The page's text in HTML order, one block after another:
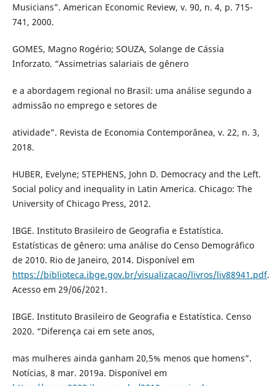
Musicians”. American Economic Review, v. 90, n. 4, p. 715-
741, 2000.
GOMES, Magno Rogério; SOUZA, Solange de Cássia
Inforzato. “Assimetrias salariais de gênero
e a abordagem regional no Brasil: uma análise segundo a
admissão no emprego e setores de
atividade”. Revista de Economia Contemporânea, v. 22, n. 3,
2018.
HUBER, Evelyne; STEPHENS, John D. Democracy and the Left.
Social policy and inequality in Latin America. Chicago: The
University of Chicago Press, 2012.
IBGE. Instituto Brasileiro de Geografia e Estatística.
Estatísticas de gênero: uma análise do Censo Demográfico
de 2010. Rio de Janeiro, 2014. Disponível em
https://biblioteca.ibge.gov.br/visualizacao/livros/liv88941.pdf.
Acesso em 29/06/2021.
IBGE. Instituto Brasileiro de Geografia e Estatística. Censo
2020. “Diferença cai em sete anos,
mas mulheres ainda ganham 20,5% menos que homens”.
Notícias, 8 mar. 2019a. Disponível em